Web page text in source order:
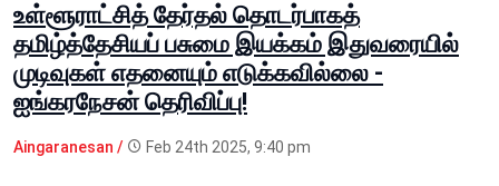
உள்ளூராட்சித் தேர்தல் தொடர்பாகத்
தமிழ்த்தேசியப் பசுமை இயக்கம் இதுவரையில்
முடிவுகள் எதனையும் எடுக்கவில்லை -
ஐங்கரநேசன் தெரிவிப்பு!
Aingaranesan / Feb 24th 2025, 9:40 pm